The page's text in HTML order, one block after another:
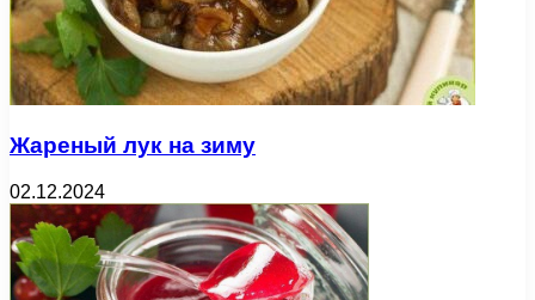
Жареный лук на зиму
02.12.2024